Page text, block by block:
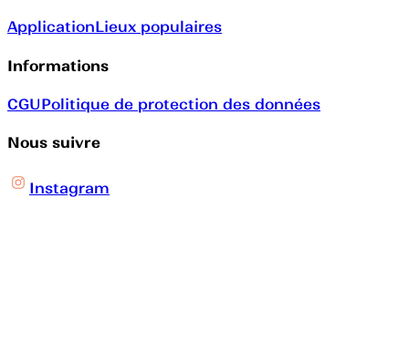
ApplicationLieux populaires
Informations
CGUPolitique de protection des données
Nous suivre
Instagram